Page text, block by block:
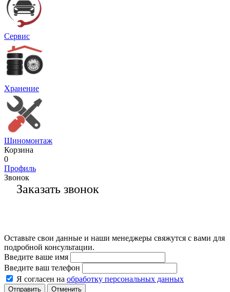
Сервис
Хранение
Шиномонтаж
Корзина
0
Профиль
Звонок
Заказать звонок
Оставьте свои данные и наши менеджеры свяжутся с вами для
подробной консультации.
Введите ваше имя
Введите ваш телефон
Я согласен на обработку персональных данных
Отменить